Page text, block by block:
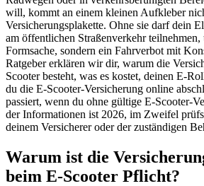
will, kommt an einem kleinen Aufkleber
Versicherungsplakette. Ohne sie darf dein
am öffentlichen Straßenverkehr teilnehmen,
Formsache, sondern ein Fahrverbot mit
Ratgeber erklären wir dir, warum die
Scooter besteht, was es kostet, deinen E-
du die E-Scooter-Versicherung online
passiert, wenn du ohne gültige E-Scooter-
der Informationen ist 2026, im Zweifel
deinem Versicherer oder der zuständigen
Warum ist die
beim E-Scooter Pflicht?